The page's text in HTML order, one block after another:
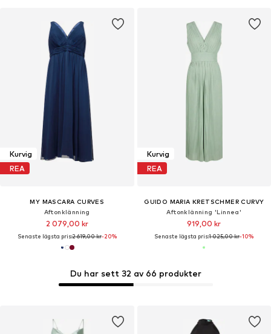
Kurvig
REA
MY MASCARA CURVES
Aftonklänning
2 079,00 kr
Senaste lägsta pris:2 619,00 kr-20%
Kurvig
REA
GUIDO MARIA KRETSCHMER CURVY
Aftonklänning 'Linnea'
919,00 kr
Senaste lägsta pris:1 025,00 kr-10%
Du har sett 32 av 66 produkter